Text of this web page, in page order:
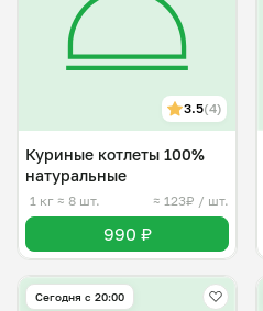
3.5(4)
Куриные котлеты 100%
натуральные
1 кг ≈ 8 шт. ≈ 123₽ / шт.
990 ₽
Сегодня с 20:00